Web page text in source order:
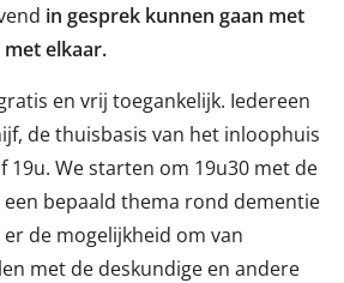
in gesprek kunnen gaan met
elkaar.
en vrij toegankelijk. Iedereen
de thuisbasis van het inloophuis
19u. We starten om 19u30 met de
bepaald thema rond dementie
de mogelijkheid om van
met de deskundige en andere